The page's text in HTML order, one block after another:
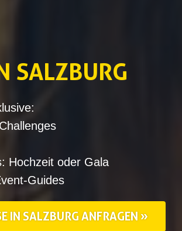
SALZBURG
Hochzeit oder Gala
Guides
IN SALZBURG ANFRAGEN »